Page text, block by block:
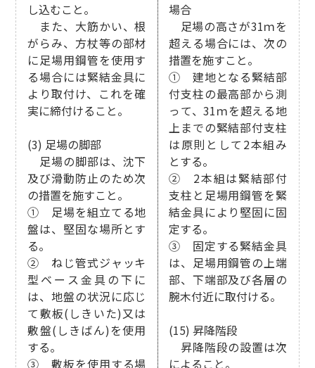
し込むこと。
また、大筋かい、根
がらみ、方杖等の部材
に足場用鋼管を使用す
る場合には緊結金具に
より取付け、これを確
実に締付けること。
(3) 足場の脚部
足場の脚部は、沈下
及び滑動防止のため次
の措置を施すこと。
① 足場を組立てる地
盤は、堅固な場所とす
る。
② ねじ管式ジャッキ
型ベース金具の下に
は、地盤の状況に応じ
て敷板(しきいた)又は
敷盤(しきばん)を使用
する。
③ 敷板を使用する場
場合
足場の高さが31ｍを
超える場合には、次の
措置を施すこと。
① 建地となる緊結部
付支柱の最高部から測
って、31ｍを超える地
上までの緊結部付支柱
は原則として2本組み
とする。
② 2本組は緊結部付
支柱と足場用鋼管を緊
結金具により堅固に固
定する。
③ 固定する緊結金具
は、足場用鋼管の上端
部、下端部及び各層の
腕木付近に取付ける。
(15) 昇降階段
昇降階段の設置は次
によること。